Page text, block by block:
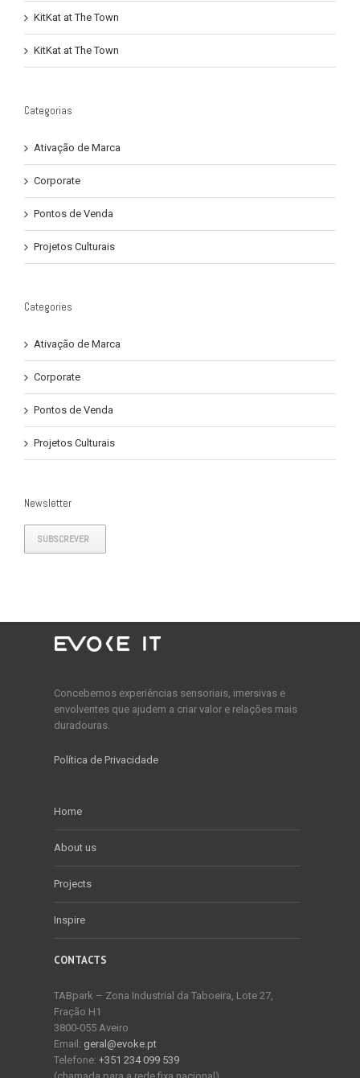
KitKat at The Town
KitKat at The Town
Categorias
Ativação de Marca
Corporate
Pontos de Venda
Projetos Culturais
Categories
Ativação de Marca
Corporate
Pontos de Venda
Projetos Culturais
Newsletter
SUBSCREVER
Concebemos experiências sensoriais, imersivas e
envolventes que ajudem a criar valor e relações mais
duradouras.
Política de Privacidade
Home
About us
Projects
Inspire
CONTACTS
TABpark – Zona Industrial da Taboeira, Lote 27,
Fração H1
3800-055 Aveiro
Email: geral@evoke.pt
Telefone:+351 234 099 539